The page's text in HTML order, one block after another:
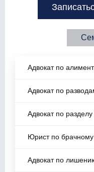
Адвокат по
Адвокат по
Адвокат по
Юрист по брачному
Адвокат по